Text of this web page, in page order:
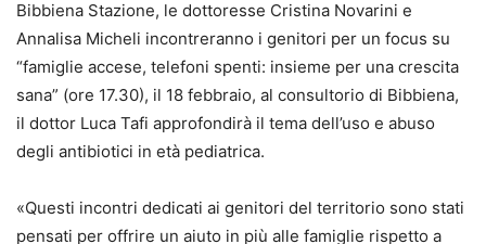
Bibbiena Stazione, le dottoresse Cristina Novarini e
Annalisa Micheli incontreranno i genitori per un focus su
“famiglie accese, telefoni spenti: insieme per una crescita
sana” (ore 17.30), il 18 febbraio, al consultorio di Bibbiena,
il dottor Luca Tafi approfondirà il tema dell’uso e abuso
degli antibiotici in età pediatrica.
«Questi incontri dedicati ai genitori del territorio sono stati
pensati per offrire un aiuto in più alle famiglie rispetto a